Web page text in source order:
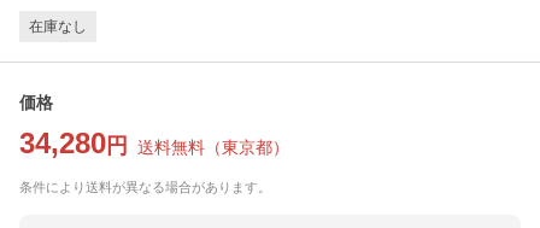
在庫なし
価格
34,280 円 送料無料 （東京都）
条件により送料が異なる場合があります。